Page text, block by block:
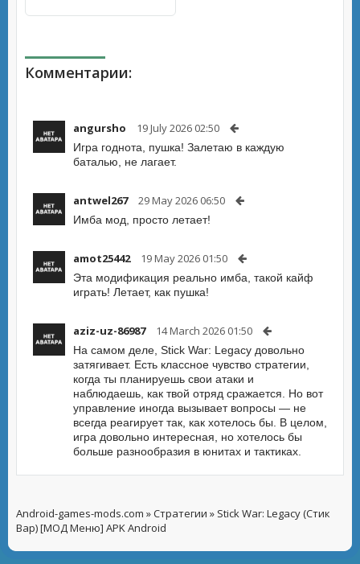
Комментарии:
angursho 19 July 2026 02:50
Игра годнота, пушка! Залетаю в каждую
баталью, не лагает.
antwel267 29 May 2026 06:50
Имба мод, просто летает!
amot25442 19 May 2026 01:50
Эта модификация реально имба, такой кайф
играть! Летает, как пушка!
aziz-uz-86987 14 March 2026 01:50
На самом деле, Stick War: Legacy довольно
затягивает. Есть классное чувство стратегии,
когда ты планируешь свои атаки и
наблюдаешь, как твой отряд сражается. Но вот
управление иногда вызывает вопросы — не
всегда реагирует так, как хотелось бы. В целом,
игра довольно интересная, но хотелось бы
больше разнообразия в юнитах и тактиках.
Android-games-mods.com »Стратегии » Stick War: Legacy (Стик
Вар) [МОД Меню] APK Android